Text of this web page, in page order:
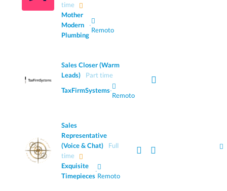
time
Mother
Modern
Plumbing
·
Remoto
Sales Closer (Warm
Leads)
Part time
TaxFirmSystems·
Remoto
Sales
Representative
(Voice & Chat)
Full
time
Exquisite
Timepieces
·
Remoto